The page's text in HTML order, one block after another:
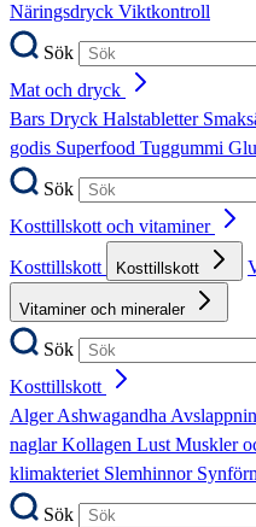
Näringsdryck Viktkontroll
Sök
Mat och dryck
Bars Dryck Halstabletter
godis Superfood Tuggummi
Sök
Kosttillskott och vitaminer
Kosttillskott
Kosttillskott
Vitaminer och mineraler
Sök
Kosttillskott
AlgerAshwagandha
naglarKollagen LustMuskler
klimakteriet Slemhinnor
Sök